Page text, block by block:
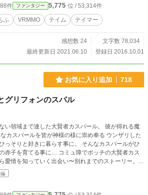
件 ファンタジー 5,775 位 / 53,314件
ふ VRMMO テイム テイマー
感想数 24
文字数 78,034
最終更新日 2021.06.10
登録日 2016.10.01
お気に入り追加 718
グリフォンのスバル
い領域まで達した大賢者カスパール。 彼が得れる魔
カスパールを皆が神様の様に崇め奉る ウンザリした
きに暮らす事に。 そんなカスパールがひ
赤子を育てる事に… コミュ障でボッチの大賢者カス
愛情を知っていく出会い〜別れまでのストーリー。
テイマーがSSSランク聖獣たちとモフモフ無双する】
ます。 本編を読んでいなくても内容は分かります。
お話は「お人好し底辺テイマ